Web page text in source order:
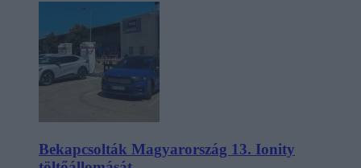
Bekapcsolták Magyarország 13. Ionity